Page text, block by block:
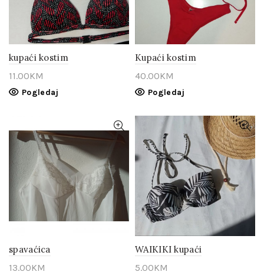
kupaći kostim
11.00KM
Pogledaj
Kupaći kostim
40.00KM
Pogledaj
spavaćica
13.00KM
WAIKIKI kupaći
5.00KM